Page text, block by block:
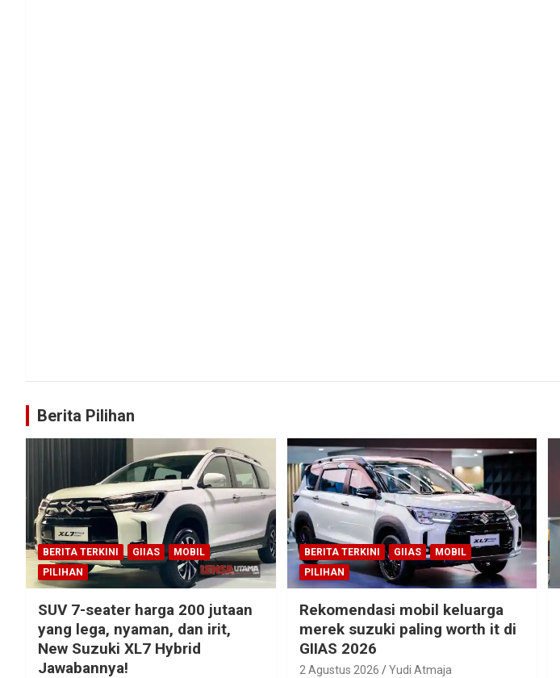
Berita Pilihan
BERITA TERKINI GIIAS
MOBIL
PILIHAN
SUV 7-seater harga 200 jutaan
yang lega, nyaman, dan irit,
New Suzuki XL7 Hybrid
Jawabannya!
BERITA TERKINI GIIAS
MOBIL
PILIHAN
Rekomendasi mobil keluarga
merek suzuki paling worth it di
GIIAS 2026
2 Agustus 2026 Yudi Atmaja